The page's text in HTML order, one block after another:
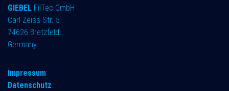
GIEBEL FilTec GmbH
Carl-Zeiss-Str. 5
74626 Bretzfeld
Germany
Impressum
Datenschutz